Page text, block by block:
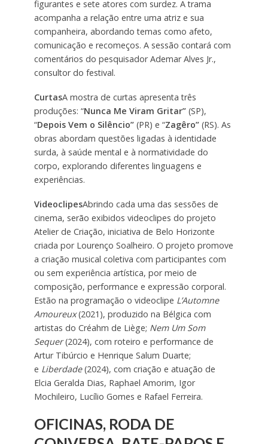
figurantes e sete atores com surdez. A trama
acompanha a relação entre uma atriz e sua
companheira, abordando temas como afeto,
comunicação e recomeços. A sessão contará com
comentários do pesquisador Ademar Alves Jr.,
consultor do festival.
CurtasA mostra de curtas apresenta três
produções: “Nunca Me Viram Gritar”(SP),
“Depois Vem o Silêncio”(PR) e “Zagêro” (RS). As
obras abordam questões ligadas à identidade
surda, à saúde mental e à normatividade do
corpo, explorando diferentes linguagens e
experiências.
VideoclipesAbrindo cada uma das sessões de
cinema, serão exibidos videoclipes do projeto
Atelier de Criação, iniciativa de Belo Horizonte
criada por Lourenço Soalheiro. O projeto promove
a criação musical coletiva com participantes com
ou sem experiência artística, por meio de
composição, performance e expressão corporal.
Estão na programação o videoclipe L’Automne
Amoureux(2021), produzido na Bélgica com
artistas do Créahm de Liège; Nem Um Som
Sequer(2024), com roteiro e performance de
Artur Tibúrcio e Henrique Salum Duarte;
e Liberdade(2024), com criação e atuação de
Elcia Geralda Dias, Raphael Amorim, Igor
Mochileiro, Lucílio Gomes e Rafael Ferreira.
OFICINAS, RODA DE